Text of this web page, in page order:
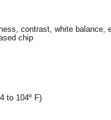
contrast, white
chip
to 104º F)